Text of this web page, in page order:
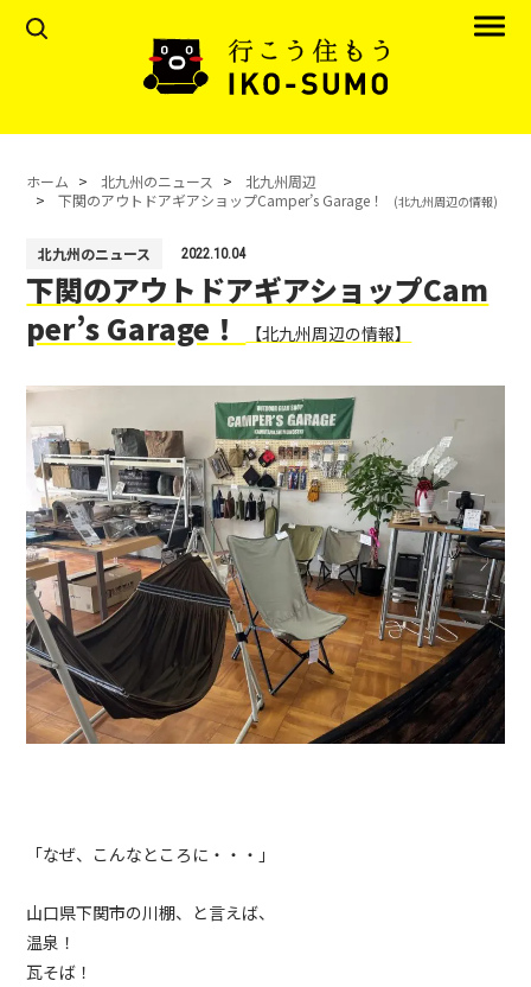
ホーム 北九州のニュース
北九州周辺
下関のアウトドアギアショップCamper’s Garage！
(北九州周辺の情報)
北九州のニュース 2022.10.04
下関のアウトドアギアショップCam
per’s Garage！
【北九州周辺の情報】
「なぜ、こんなところに・・・」
山口県下関市の川棚、と言えば、
温泉！
瓦そば！